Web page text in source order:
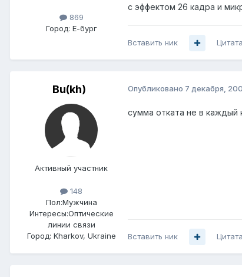
869
Город: Е-бург
с эффектом 26 кадра и
Вставить ник Цитата
Bu(kh)
Активный участник
148
Пол:Мужчина
Интересы:Оптические
линии связи
Город: Kharkov, Ukraine
Опубликовано 7 декабря,
сумма отката не в каждый
Вставить ник Цитата